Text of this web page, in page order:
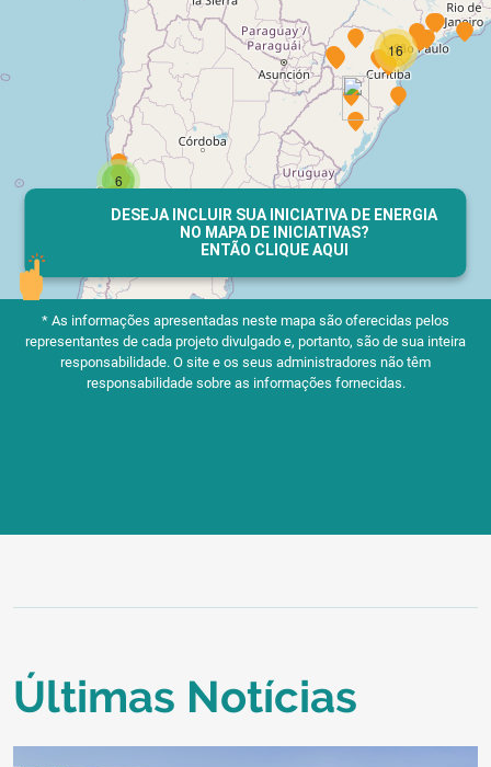
DESEJA INCLUIR SUA INICIATIVA DE ENERGIA
NO MAPA DE INICIATIVAS?
ENTÃO CLIQUE AQUI
* As informações apresentadas neste mapa são oferecidas pelos
representantes de cada projeto divulgado e, portanto, são de sua inteira
responsabilidade. O site e os seus administradores não têm
responsabilidade sobre as informações fornecidas.
Últimas Notícias